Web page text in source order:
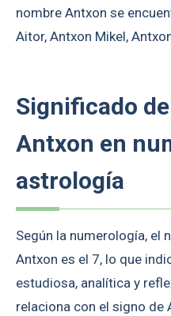
nombre Antxon se
Aitor, Antxon Mikel,
Significado
Antxon en
astrología
Según la numerología, el
Antxon es el 7, lo que
estudiosa, analítica y
relaciona con el signo de